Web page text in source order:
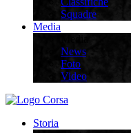
Squadre
Media
News
Foto
Video
Storia